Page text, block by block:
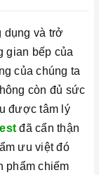
dụng và trở
gian bếp của
của chúng ta
còn đủ sức
được tâm lý
đã cẩn thận
ưu việt đó
phẩm chiếm